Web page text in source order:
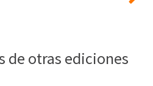
de otras ediciones